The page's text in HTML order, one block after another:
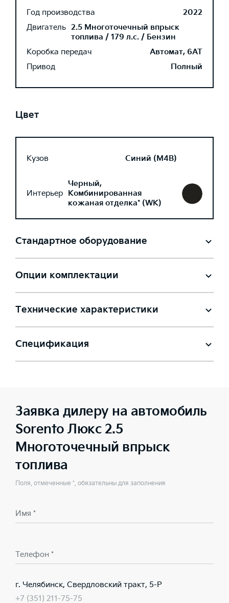
Год производства
2022
Двигатель 2.5 Многоточечный впрыск
топлива / 179 л.с. / Бензин
Коробка передач
Автомат, 6AT
Привод
Полный
Цвет
Кузов Синий (M4B)
Интерьер
Черный,
Комбинированная
кожаная отделка* (WK)
Стандартное оборудование
Опции комплектации
Технические характеристики
Спецификация
Заявка дилеру на автомобиль
Sorento Люкс 2.5
Многоточечный впрыск
топлива
Поля, отмеченные *, обязательны для заполнения
Имя *
Телефон *
г. Челябинск, Свердловский тракт, 5-Р
+7 (351) 211-75-75